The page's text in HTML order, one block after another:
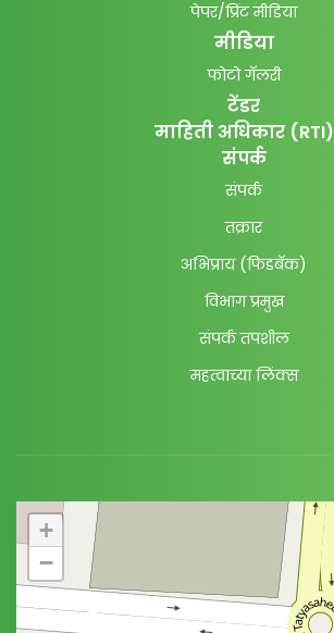
पेपर/प्रिंट मीडिया
मीडिया
फोटो गॅलरी
टेंडर
माहिती अधिकार (RTI)
संपर्क
संपर्क
तक्रार
अभिप्राय (फिडबॅक)
विभाग प्रमुख
संपर्क तपशील
महत्वाच्या लिंक्स
+
−